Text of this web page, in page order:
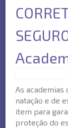
As academias
natação e de
item para
proteção do